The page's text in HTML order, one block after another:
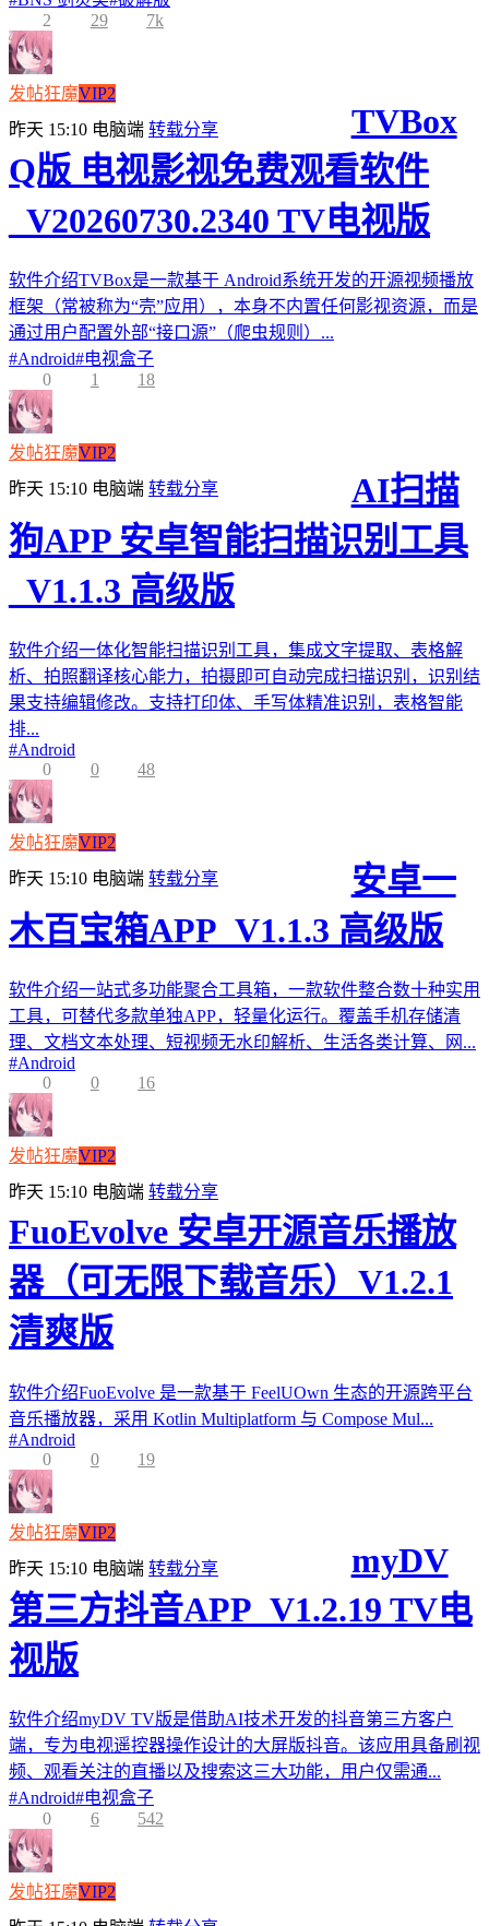
2
29 7k
发帖狂魔VIP2
昨天 15:10 电脑端 转载分享
TVBox
Q版 电视影视免费观看软件
_V20260730.2340 TV电视版
软件介绍TVBox是一款基于 Android系统开发的开源视频播放
框架（常被称为“壳”应用），本身不内置任何影视资源，而是
通过用户配置外部“接口源”（爬虫规则）...
#Android#电视盒子
0
1 18
发帖狂魔VIP2
昨天 15:10 电脑端 转载分享
AI扫描
狗APP 安卓智能扫描识别工具
_V1.1.3 高级版
软件介绍一体化智能扫描识别工具，集成文字提取、表格解
析、拍照翻译核心能力，拍摄即可自动完成扫描识别，识别结
果支持编辑修改。支持打印体、手写体精准识别，表格智能
排...
#Android
0
0 48
发帖狂魔VIP2
昨天 15:10 电脑端 转载分享
安卓一
木百宝箱APP_V1.1.3 高级版
软件介绍一站式多功能聚合工具箱，一款软件整合数十种实用
工具，可替代多款单独APP，轻量化运行。覆盖手机存储清
理、文档文本处理、短视频无水印解析、生活各类计算、网...
#Android
0
0 16
发帖狂魔VIP2
昨天 15:10 电脑端 转载分享
FuoEvolve 安卓开源音乐播放
器（可无限下载音乐）V1.2.1
清爽版
软件介绍FuoEvolve 是一款基于 FeelUOwn 生态的开源跨平台
音乐播放器，采用 Kotlin Multiplatform 与 Compose Mul...
#Android
0
0 19
发帖狂魔VIP2
昨天 15:10 电脑端 转载分享
myDV
第三方抖音APP_V1.2.19 TV电
视版
软件介绍myDV TV版是借助AI技术开发的抖音第三方客户
端，专为电视遥控器操作设计的大屏版抖音。该应用具备刷视
频、观看关注的直播以及搜索这三大功能，用户仅需通...
#Android#电视盒子
0
6 542
发帖狂魔VIP2